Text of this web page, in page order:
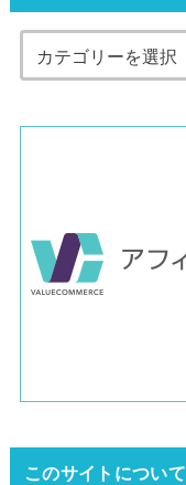
このサイトについて